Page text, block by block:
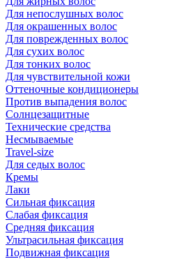
Для непослушных волос
Для окрашенных волос
Для поврежденных волос
Для сухих волос
Для тонких волос
Для чувствительной кожи
Оттеночные кондиционеры
Против выпадения волос
Солнцезащитные
Технические средства
Несмываемые
Travel-size
Для седых волос
Кремы
Лаки
Сильная фиксация
Слабая фиксация
Средняя фиксация
Ультрасильная фиксация
Подвижная фиксация